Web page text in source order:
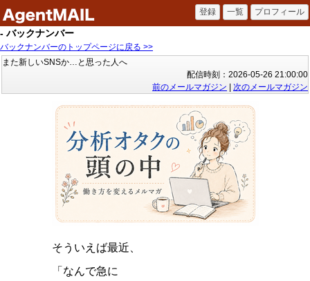
- バックナンバー
バックナンバーのトップページに戻る >>
また新しいSNSか…と思った人へ
配信時刻：2026-05-26 21:00:00
前のメールマガジン
次のメールマガジン
そういえば最近、
「なんで急に